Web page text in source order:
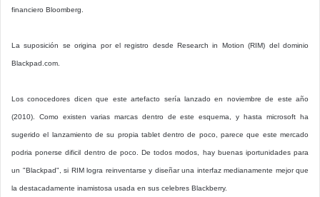
financiero Bloomberg.
La suposición se origina por el registro desde Research in Motion (RIM) del dominio
Blackpad.com.
Los conocedores dicen que este artefacto sería lanzado en noviembre de este año
(2010). Como existen varias marcas dentro de este esquema, y hasta microsoft ha
sugerido el lanzamiento de su propia tablet dentro de poco, parece que este mercado
podria ponerse dificil dentro de poco. De todos modos, hay buenas iportunidades para
un "Blackpad", si RIM logra reinventarse y diseñar una interfaz medianamente mejor que
la destacadamente inamistosa usada en sus celebres Blackberry.